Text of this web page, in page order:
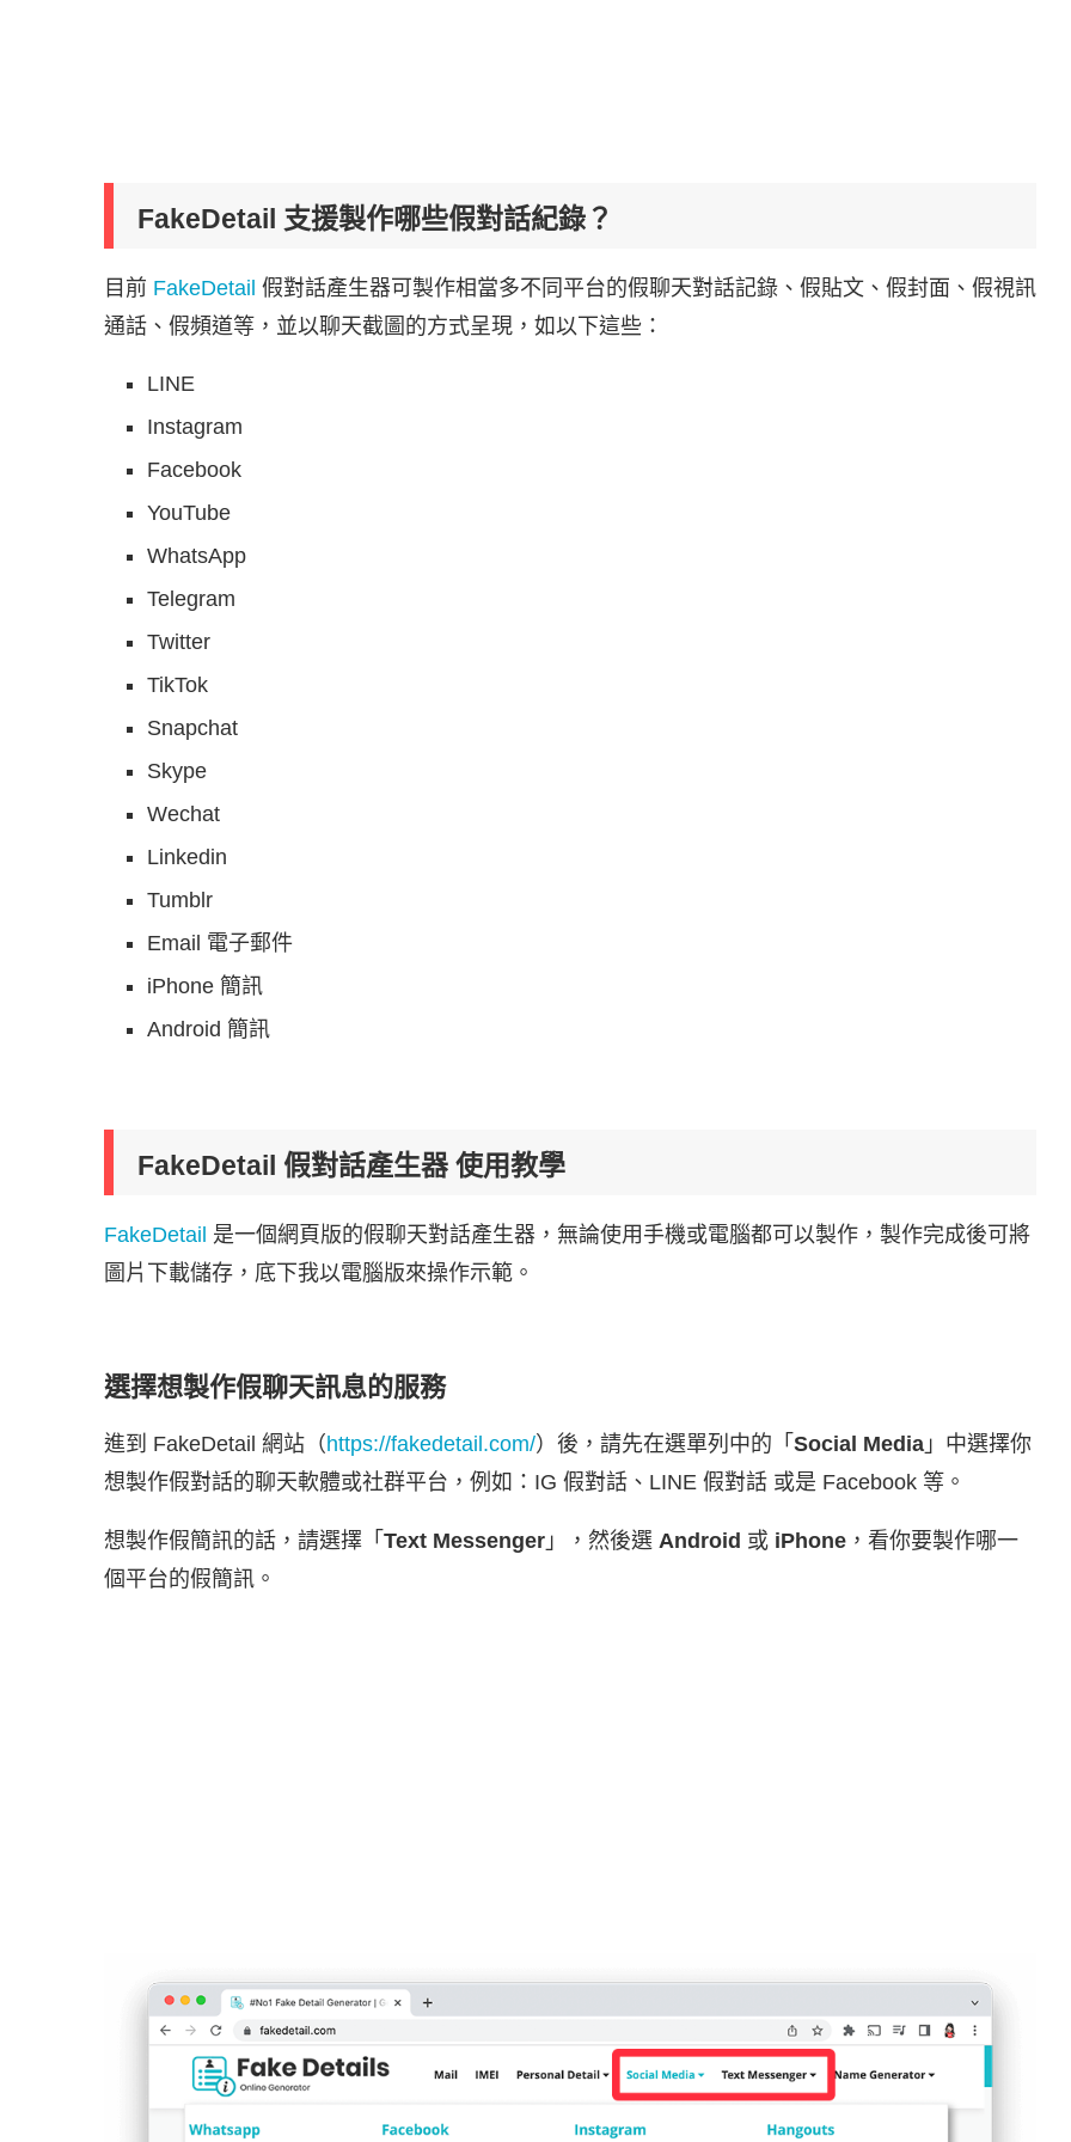
FakeDetail 支援製作哪些假對話紀錄？
目前 FakeDetail 假對話產生器可製作相當多不同平台的假聊天對話記錄、假貼文、假封面、假視訊
通話、假頻道等，並以聊天截圖的方式呈現，如以下這些：
LINE
Instagram
Facebook
YouTube
WhatsApp
Telegram
Twitter
TikTok
Snapchat
Skype
Wechat
Linkedin
Tumblr
Email 電子郵件
iPhone 簡訊
Android 簡訊
FakeDetail 假對話產生器 使用教學
FakeDetail 是一個網頁版的假聊天對話產生器，無論使用手機或電腦都可以製作，製作完成後可將
圖片下載儲存，底下我以電腦版來操作示範。
選擇想製作假聊天訊息的服務
進到 FakeDetail 網站（ https://fakedetail.com/）後，請先在選單列中的「 Social Media 」中選擇你
想製作假對話的聊天軟體或社群平台，例如：IG 假對話、LINE 假對話 或是 Facebook 等。
想製作假簡訊的話，請選擇「 Text Messenger 」，然後選 Android 或 iPhone ，看你要製作哪一
個平台的假簡訊。